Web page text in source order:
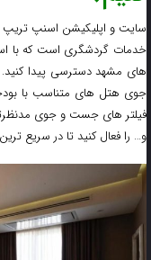
سایت و اپلیکیشن اسنپ تریپ
خدمات گردشگری است که با
های مشهد دسترسی پیدا
جوی هتل های متناسب با
فیلتر های جست و جوی مدنظرتان
و… را فعال کنید تا در سریع